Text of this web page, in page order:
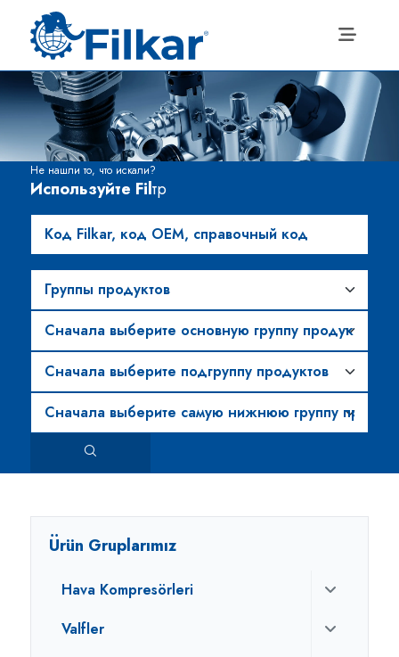
Не нашли то, что искали?
Используйте Filтр
Ürün Gruplarımız
Hava Kompresörleri
Valfler